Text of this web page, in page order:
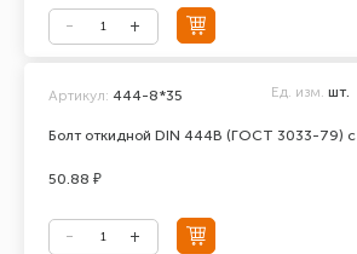
Болт откидной DIN 444В (ГОСТ 3033-79)
Артикул: 444-8*35 Ед. изм. шт.
50.88 ₽